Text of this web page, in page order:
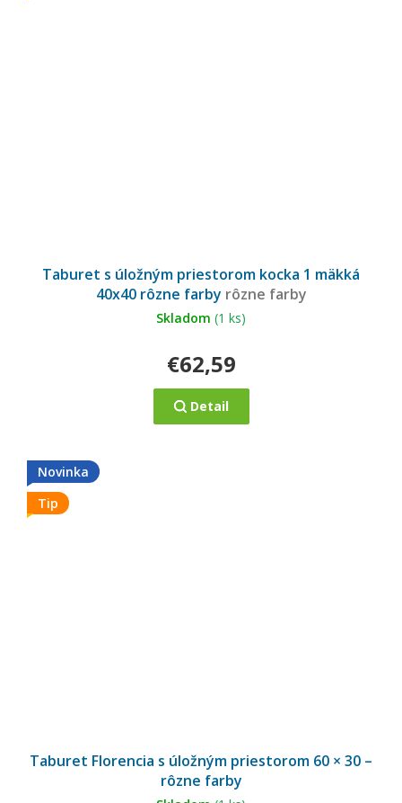
Taburet s úložným priestorom kocka 1 mäkká
40x40 rôzne farby rôzne farby
Skladom (1 ks)
€62,59
Detail
Novinka
Tip
Taburet Florencia s úložným priestorom 60 × 30 –
rôzne farby